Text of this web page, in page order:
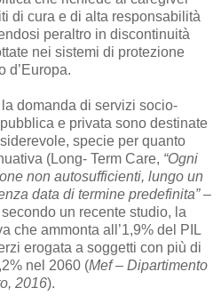
di cura e di alta responsabilità
peraltro in discontinuità
nei sistemi di protezione
d’Europa.
domanda di servizi socio-
e privata sono destinate
specie per quanto
(Long- Term Care, “Ogni
non autosufficienti, lungo un
data di termine predefinita” –
un recente studio, la
che ammonta all’1,9% del PIL
erogata a soggetti con più di
nel 2060 (Mef – Dipartimento
2016).